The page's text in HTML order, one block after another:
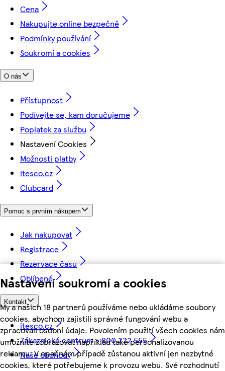
Nastavení soukromí a cookies
My a našich 18 partnerů používáme nebo ukládáme soubory
cookies, abychom zajistili správné fungování webu a
zpracovali osobní údaje. Povolením použití všech cookies nám
umožníte zobrazovat například také personalizovanou
reklamu. V opačném případě zůstanou aktivní jen nezbytné
cookies, které potřebujeme k provozu webu. Své rozhodnutí
Cena
Nakupujte online bezpečně
Podmínky používání
Soukromí a cookies
O nás
Přístupnost
Podívejte se, kam doručujeme
Poplatek za službu
Nastavení Cookies
Možnosti platby
itesco.cz
Clubcard
Pomoc s prvním nákupem
Jak nakupovat
Registrace
Rezervace času
Oblíbené
Kontakt
itesco.cz
Zákaznické centrum - 800 222 555
Naše obchody